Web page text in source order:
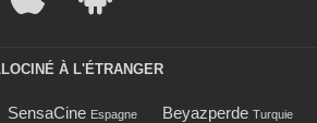
À L'ÉTRANGER
SensaCine Espagne Beyazperde Turquie